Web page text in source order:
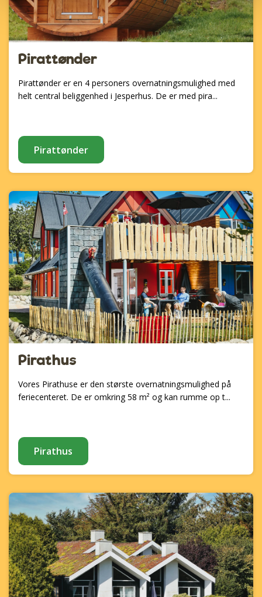
Pirattønder
Pirattønder er en 4 personers overnatningsmulighed med
helt central beliggenhed i Jesperhus. De er med pira...
Pirattønder
Pirathus
Vores Pirathuse er den største overnatningsmulighed på
feriecenteret. De er omkring 58 m² og kan rumme op t...
Pirathus